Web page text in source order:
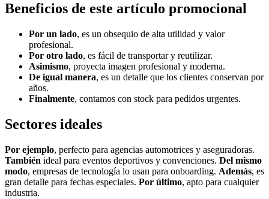
Beneficios de este artículo promocional
Por un lado, es un obsequio de alta utilidad y valor
profesional.
Por otro lado, es fácil de transportar y reutilizar.
Asimismo, proyecta imagen profesional y moderna.
De igual manera, es un detalle que los clientes conservan por
años.
Finalmente, contamos con stock para pedidos urgentes.
Sectores ideales
Por ejemplo, perfecto para agencias automotrices y aseguradoras.
También ideal para eventos deportivos y convenciones. Del mismo
modo, empresas de tecnología lo usan para onboarding. Además, es
gran detalle para fechas especiales. Por último, apto para cualquier
industria.